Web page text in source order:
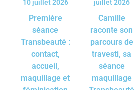
10 juillet 2026
Première
séance
Transbeauté :
contact,
accueil,
maquillage et
juillet 2026
Camille
raconte son
parcours de
travesti, sa
séance
maquillage